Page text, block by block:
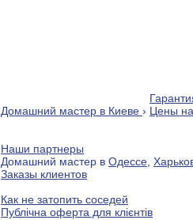
Домашний мастер в Киеве › Цены на
Наши партнеры
Домашний мастер в Одессе
Заказы клиентов
Как не затопить соседей
Публічна оферта для клієнтів